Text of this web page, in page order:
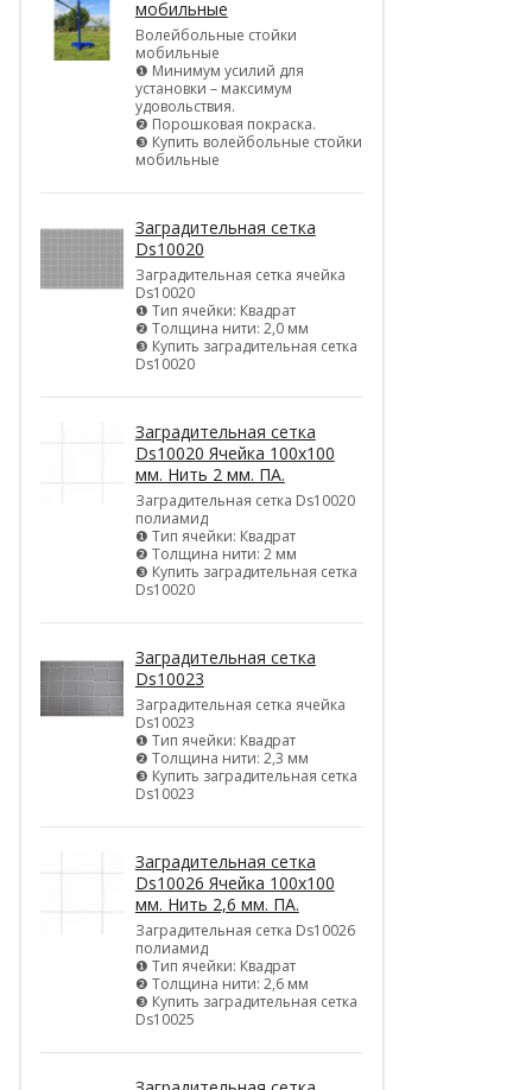
мобильные
Волейбольные стойки
мобильные
❶ Минимум усилий для
установки – максимум
удовольствия.
❷ Порошковая покраска.
❸ Купить волейбольные стойки
мобильные
Заградительная сетка
Ds10020
Заградительная сетка ячейка
Ds10020
❶ Тип ячейки: Квадрат
❷ Толщина нити: 2,0 мм
❸ Купить заградительная сетка
Ds10020
Заградительная сетка
Ds10020 Ячейка 100х100
мм. Нить 2 мм. ПА.
Заградительная сетка Ds10020
полиамид
❶ Тип ячейки: Квадрат
❷ Толщина нити: 2 мм
❸ Купить заградительная сетка
Ds10020
Заградительная сетка
Ds10023
Заградительная сетка ячейка
Ds10023
❶ Тип ячейки: Квадрат
❷ Толщина нити: 2,3 мм
❸ Купить заградительная сетка
Ds10023
Заградительная сетка
Ds10026 Ячейка 100х100
мм. Нить 2,6 мм. ПА.
Заградительная сетка Ds10026
полиамид
❶ Тип ячейки: Квадрат
❷ Толщина нити: 2,6 мм
❸ Купить заградительная сетка
Ds10025